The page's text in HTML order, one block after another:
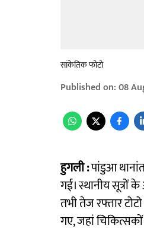
सांकेतिक फोटो
Published on:08
हुगली :पांडुआ
गई। स्थानीय सूत्रों
तभी तेज रफ्तार
गए, जहां